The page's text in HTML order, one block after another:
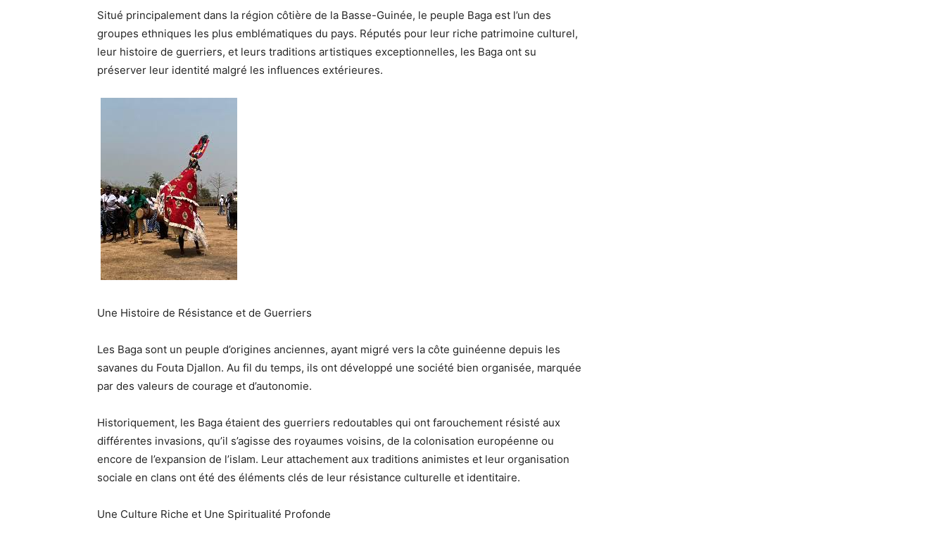
Situé principalement dans la région côtière de la Basse-Guinée, le peuple Baga est l’un des
groupes ethniques les plus emblématiques du pays. Réputés pour leur riche patrimoine culturel,
leur histoire de guerriers, et leurs traditions artistiques exceptionnelles, les Baga ont su
préserver leur identité malgré les influences extérieures.
Une Histoire de Résistance et de Guerriers
Les Baga sont un peuple d’origines anciennes, ayant migré vers la côte guinéenne depuis les
savanes du Fouta Djallon. Au fil du temps, ils ont développé une société bien organisée, marquée
par des valeurs de courage et d’autonomie.
Historiquement, les Baga étaient des guerriers redoutables qui ont farouchement résisté aux
différentes invasions, qu’il s’agisse des royaumes voisins, de la colonisation européenne ou
encore de l’expansion de l’islam. Leur attachement aux traditions animistes et leur organisation
sociale en clans ont été des éléments clés de leur résistance culturelle et identitaire.
Une Culture Riche et Une Spiritualité Profonde